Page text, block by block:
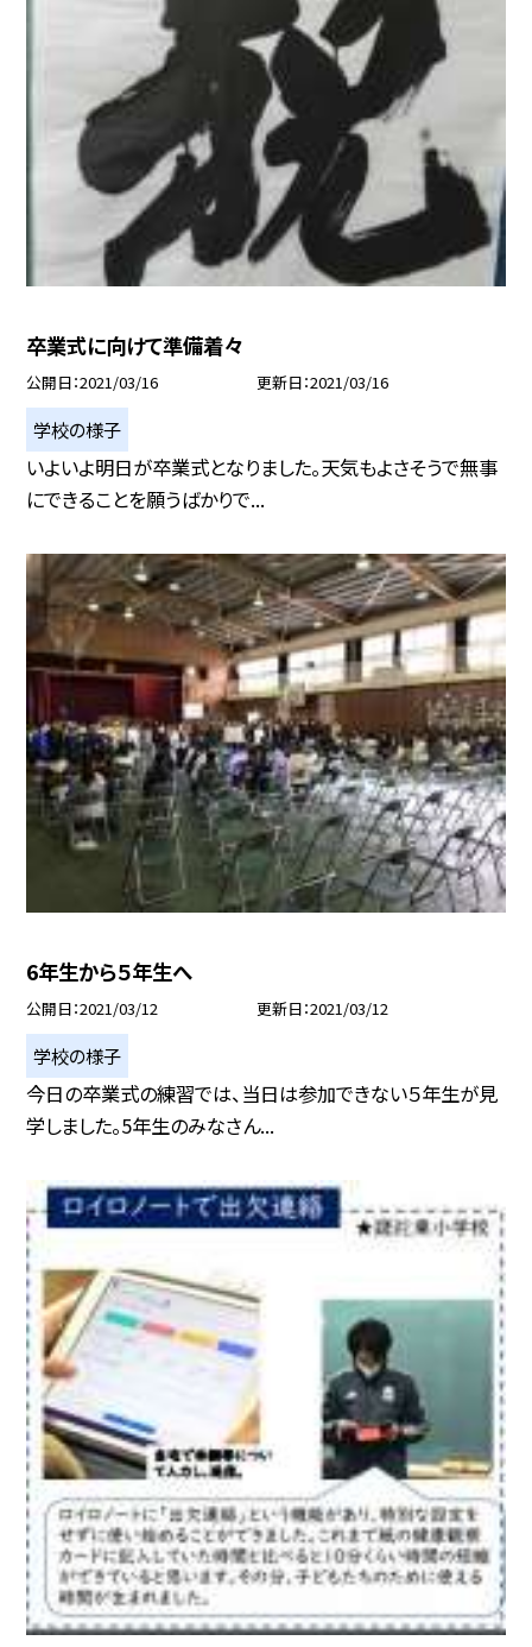
卒業式に向けて準備着々
公開日 2021/03/16 更新日 2021/03/16
学校の様子
いよいよ明日が卒業式となりました。天気もよさそうで無事
にできることを願うばかりで...
6年生から５年生へ
公開日 2021/03/12 更新日 2021/03/12
学校の様子
今日の卒業式の練習では、当日は参加できない５年生が見
学しました。5年生のみなさん...